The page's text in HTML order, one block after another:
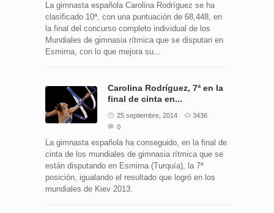
La gimnasta española Carolina Rodríguez se ha
clasificado 10ª, con una puntuación de 68,448, en
la final del concurso completo individual de los
Mundiales de gimnasia rítmica que se disputan en
Esmirna, con lo que mejora su...
Carolina Rodríguez, 7ª en la
final de cinta en...
25 septiembre, 2014
3436
0
La gimnasta española ha conseguido, en la final de
cinta de los mundiales de gimnasia rítmica que se
están disputando en Esmirna (Turquía), la 7ª
posición, igualando el resultado que logró en los
mundiales de Kiev 2013.